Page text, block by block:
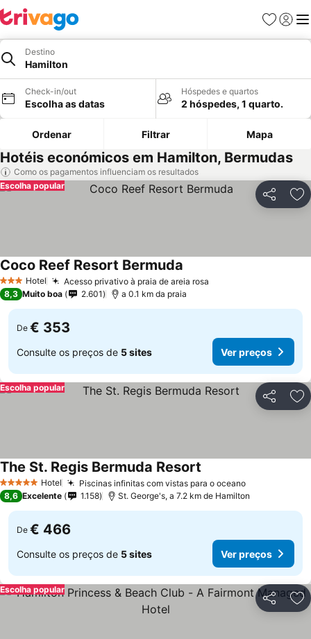
Favoritos
Iniciar
Destino
Hamilton
Check-in/out
Escolha as datas
Hóspedes e quartos
2 hóspedes, 1 quarto.
Ordenar Filtrar Mapa
Hotéis económicos em Hamilton, Bermudas
Como os pagamentos influenciam os resultados
Partilhar
Escolha popular
3 EstrelasHotel Acesso privativo à praia de areia rosa
Coco Reef Resort Bermuda
8,3 Muito boa 2.601 a 0.1 km da praia
De € 353
Consulte os preços de 5 sites Ver preços
Partilhar
Escolha popular
5 Estrelas Hotel Piscinas infinitas com vistas para o oceanoVer preços
The St. Regis Bermuda Resort
8,6 Excelente 1.158 St. George's, a 7.2 km de Hamilton
De € 466
Consulte os preços de 5 sites Ver preços
Partilhar
Escolha popular